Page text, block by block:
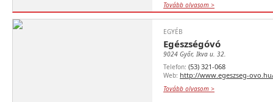
Tovább olvasom >
EGYÉB
Egészségóvó
9024 Győr, Ikva u. 32.
Telefon: (53) 321-068
Web: http://www.egeszseg-
Tovább olvasom >